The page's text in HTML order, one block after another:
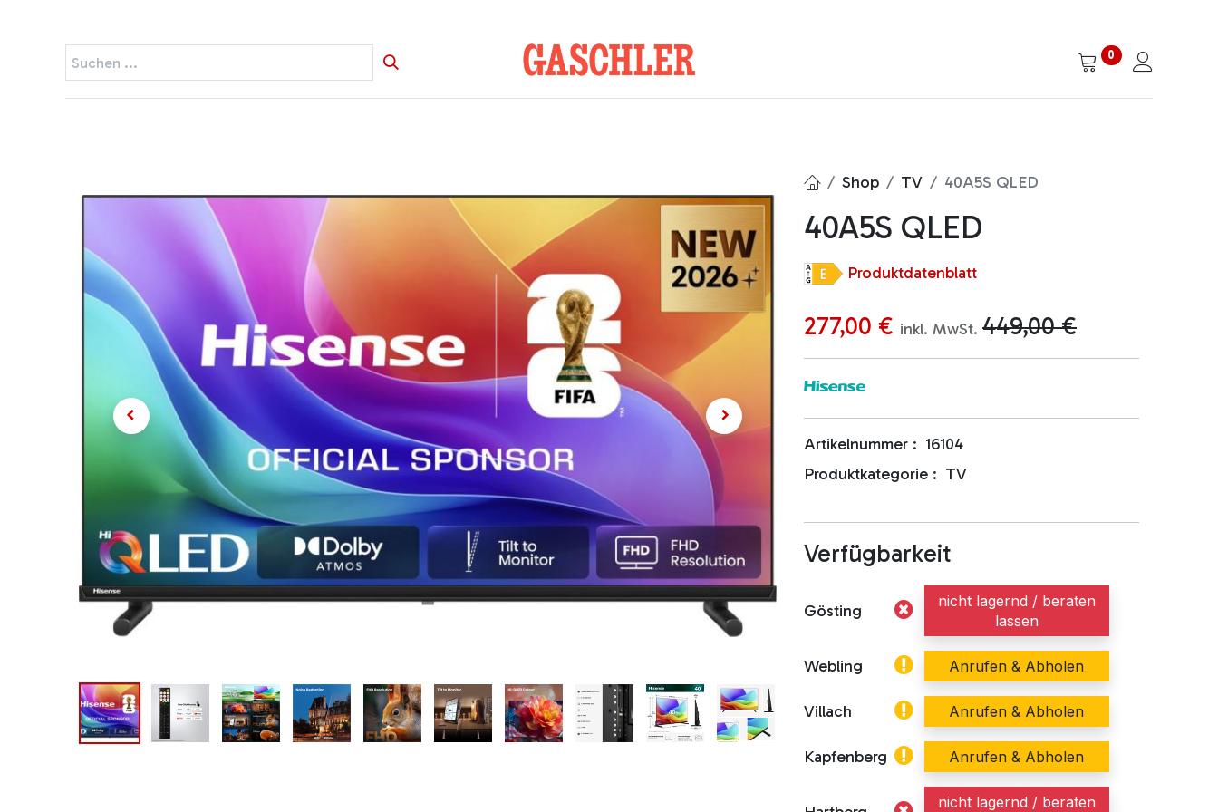
0
Shop TV 40A5S QLED
40A5S QLED
Produktdatenblatt
277,00 € inkl. MwSt. 449,00€
Artikelnummer : 16104
Produktkategorie : TV
Verfügbarkeit
Gösting
nicht lagernd / beraten
lassen
Webling Anrufen & Abholen
Villach Anrufen & Abholen
Kapfenberg Anrufen & Abholen
nicht lagernd / beraten